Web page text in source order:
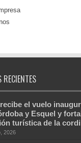
el vuelo
y Esquel y
turística de la
2026